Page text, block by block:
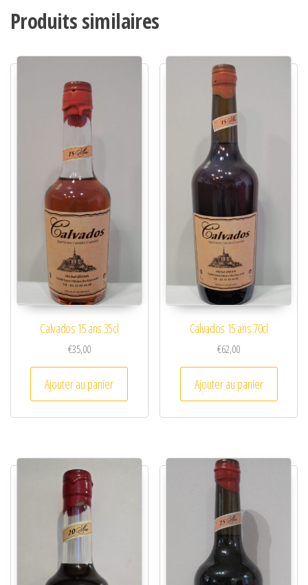
Produits similaires
Calvados 15 ans 35cl
€35,00
Ajouter au panier
Calvados 15 ans 70cl
€62,00
Ajouter au panier